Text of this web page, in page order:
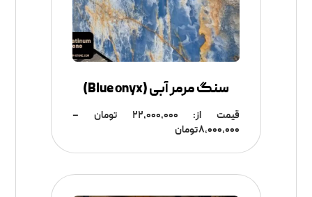
سنگ مرمر آبی (‌Blue onyx)
قیمت از: ۲۲,۰۰۰,۰۰۰ تومان
–
۸,۰۰۰,۰۰۰تومان